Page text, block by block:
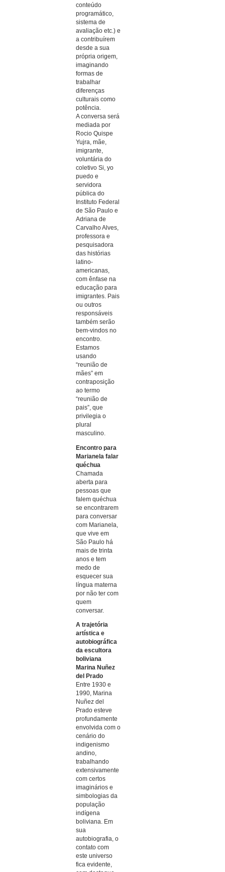
conteúdo
programático,
sistema de
avaliação etc.) e
a contribuírem
desde a sua
própria origem,
imaginando
formas de
trabalhar
diferenças
culturais como
potência.
A conversa será
mediada por
Rocio Quispe
Yujra, mãe,
imigrante,
voluntária do
coletivo Si, yo
puedo e
servidora
pública do
Instituto Federal
de São Paulo e
Adriana de
Carvalho Alves,
professora e
pesquisadora
das histórias
latino-
americanas,
com ênfase na
educação para
imigrantes. Pais
ou outros
responsáveis
também serão
bem-vindos no
encontro.
Estamos
usando
“reunião de
mães” em
contraposição
ao termo
“reunião de
pais”, que
privilegia o
plural
masculino.
Encontro para
Marianela falar
quéchua
Chamada
aberta para
pessoas que
falem quéchua
se encontrarem
para conversar
com Marianela,
que vive em
São Paulo há
mais de trinta
anos e tem
medo de
esquecer sua
língua materna
por não ter com
quem
conversar.
A trajetória
artística e
autobiográfica
da escultora
boliviana
Marina Nuñez
del Prado
Entre 1930 e
1990, Marina
Nuñez del
Prado esteve
profundamente
envolvida com o
cenário do
indigenismo
andino,
trabalhando
extensivamente
com certos
imaginários e
simbologias da
população
indígena
boliviana. Em
sua
autobiografia, o
contato com
este universo
fica evidente,